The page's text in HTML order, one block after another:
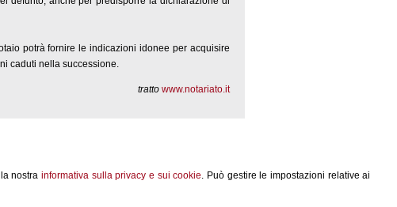
la nostrainformativa sulla privacy e sui cookie. Può gestire le impostazioni relative ai
potrà fornire le indicazioni idonee per acquisire
caduti nella successione.
tratto www.notariato.it